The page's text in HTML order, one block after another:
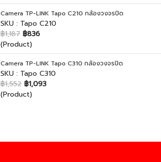
Camera TP-LINK Tapo C210 กล้องวงจรปิด
SKU : Tapo C210
฿1,187 ฿836
(Product)
Camera TP-LINK Tapo C310 กล้องวงจรปิด
SKU : Tapo C310
฿1,552 ฿1,093
(Product)